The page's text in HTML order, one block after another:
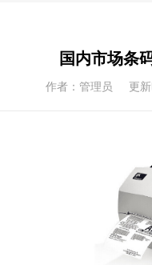
国内市场条
作者：管理员 更